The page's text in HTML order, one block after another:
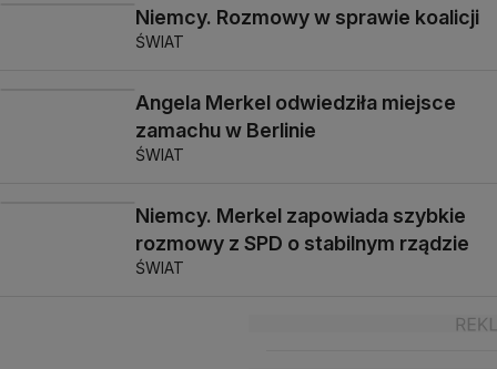
Niemcy. Rozmowy w sprawie koalicji
ŚWIAT
Angela Merkel odwiedziła miejsce
zamachu w Berlinie
ŚWIAT
Niemcy. Merkel zapowiada szybkie
rozmowy z SPD o stabilnym rządzie
ŚWIAT